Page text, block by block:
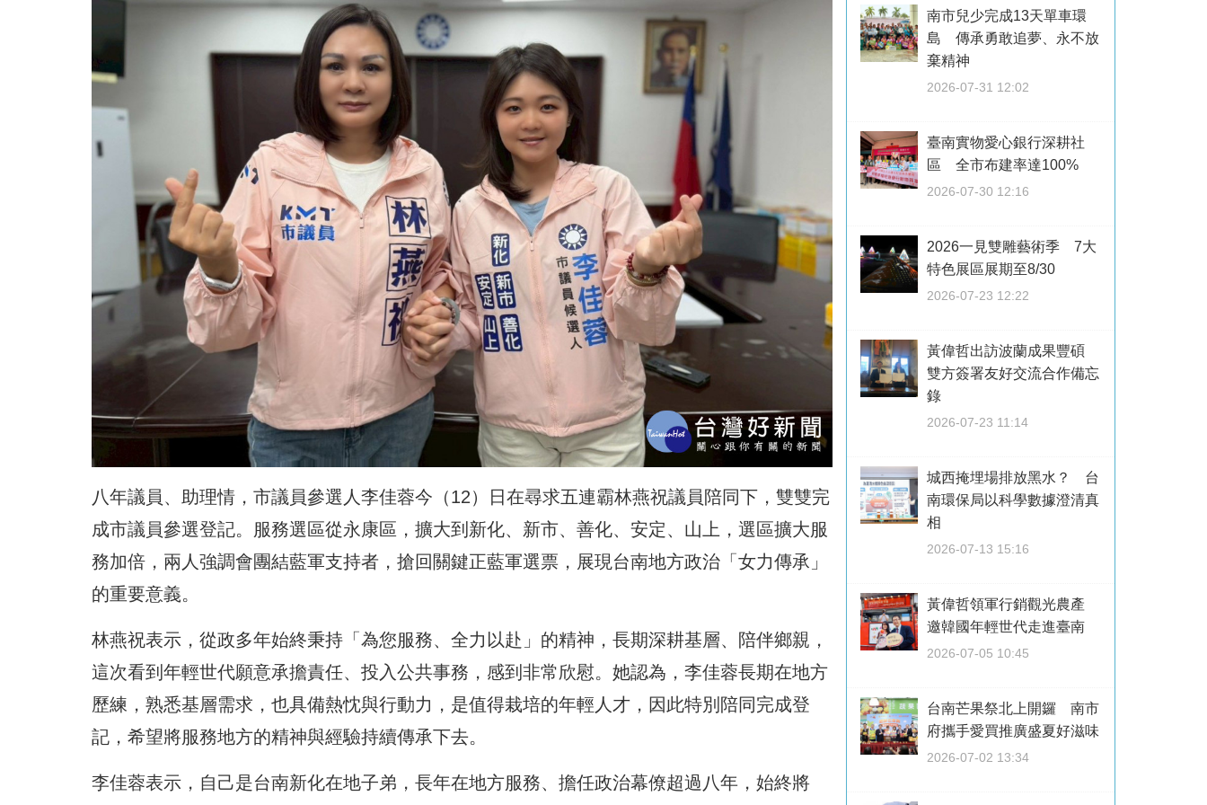
八年議員、助理情，市議員參選人李佳蓉今（12）日在尋求五連霸林燕祝議員陪同下，雙雙完
成市議員參選登記。服務選區從永康區，擴大到新化、新市、善化、安定、山上，選區擴大服
務加倍，兩人強調會團結藍軍支持者，搶回關鍵正藍軍選票，展現台南地方政治「女力傳承」
的重要意義。
林燕祝表示，從政多年始終秉持「為您服務、全力以赴」的精神，長期深耕基層、陪伴鄉親，
這次看到年輕世代願意承擔責任、投入公共事務，感到非常欣慰。她認為，李佳蓉長期在地方
歷練，熟悉基層需求，也具備熱忱與行動力，是值得栽培的年輕人才，因此特別陪同完成登
記，希望將服務地方的精神與經驗持續傳承下去。
李佳蓉表示，自己是台南新化在地子弟，長年在地方服務、擔任政治幕僚超過八年，始終將
南市兒少完成13天單車環
島 傳承勇敢追夢、永不放
棄精神
2026-07-31 12:02
臺南實物愛心銀行深耕社
區 全市布建率達100%
2026-07-30 12:16
2026一見雙雕藝術季 7大
特色展區展期至8/30
2026-07-23 12:22
黃偉哲出訪波蘭成果豐碩
雙方簽署友好交流合作備忘
錄
2026-07-23 11:14
城西掩埋場排放黑水？ 台
南環保局以科學數據澄清真
相
2026-07-13 15:16
黃偉哲領軍行銷觀光農產
邀韓國年輕世代走進臺南
2026-07-05 10:45
台南芒果祭北上開鑼 南市
府攜手愛買推廣盛夏好滋味
2026-07-02 13:34